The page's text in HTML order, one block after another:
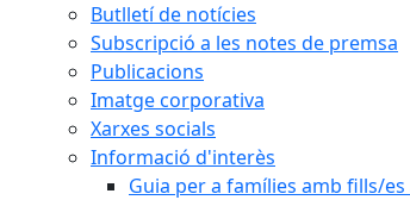
Butlletí de notícies
Subscripció a les notes de premsa
Publicacions
Imatge corporativa
Xarxes socials
Informació d'interès
Guia per a famílies amb fills/es